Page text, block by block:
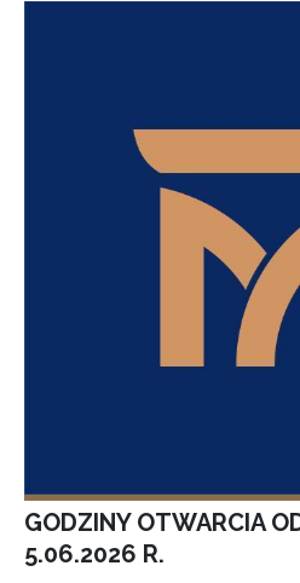
GODZINY OTWARCIA
5.06.2026 R.